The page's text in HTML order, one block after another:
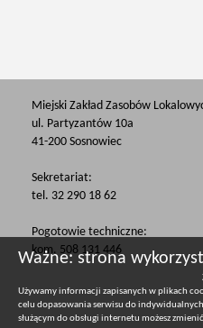
Miejski Zakład Zasobów
ul. Partyzantów 10a
41-200 Sosnowiec
Sekretariat:
tel. 32 290 18 62
Pogotowie techniczne:
kom. 508 131 446
Ważne: strona
Używamy informacji zapisanych w plikach
celu dopasowania serwisu do
służącym do obsługi internetu możesz